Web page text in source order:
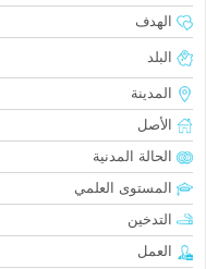
الهدف
البلد
المدينة
الأصل
الحالة المدنية
المستوى العلمي
التدخين
العمل